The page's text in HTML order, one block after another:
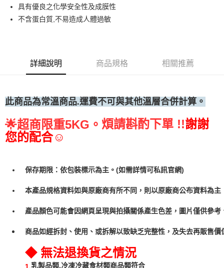
每筆NT$60，滿NT$699(含以上)免運費
(請點開選項勾選)
每筆NT$250
具有優良之化學安全性及成膜性
不含蛋白質,不易造成人體過敏
詳細說明 商品規格 相關推薦
此商品為常溫商品.運費不可與其他溫層合併計算。
🌟超商限重5KG。 煩請斟酌下單 !!謝謝
您的配合☺
保存期限：依包裝標示為主。(如需詳情可私訊官網)
本產品規格資料如與原廠商有所不同，則以原廠商公布資料為主
產品顏色可能會因網頁呈現與拍攝關係產生色差，圖片僅供參
商品如經拆封、使用、或拆解以致缺乏完整性，及失去再販售
◆ 無法退換貨之情況
1.乳製品類.冷凍冷藏食材類商品類符合